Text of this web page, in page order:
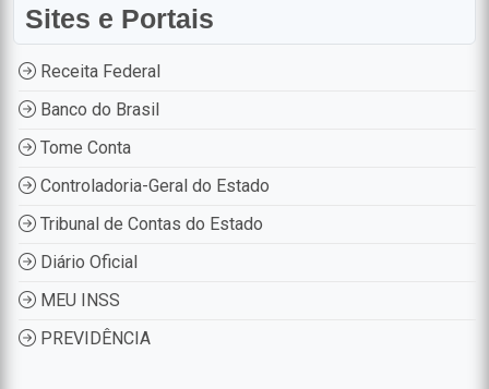
Sites e Portais
Receita Federal
Banco do Brasil
Tome Conta
Controladoria-Geral do Estado
Tribunal de Contas do Estado
Diário Oficial
MEU INSS
PREVIDÊNCIA